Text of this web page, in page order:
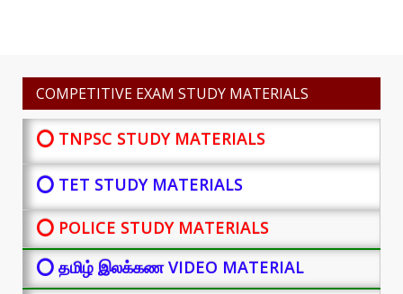
COMPETITIVE EXAM STUDY MATERIALS
⭕ TNPSC STUDY MATERIALS
⭕ TET STUDY MATERIALS
⭕ POLICE STUDY MATERIALS
⭕ தமிழ் இலக்கண VIDEO MATERIAL